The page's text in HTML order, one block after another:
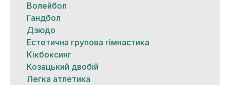
Волейбол
Гандбол
Дзюдо
Естетична групова гімнастика
Кікбоксинг
Козацький двобій
Легка атлетика